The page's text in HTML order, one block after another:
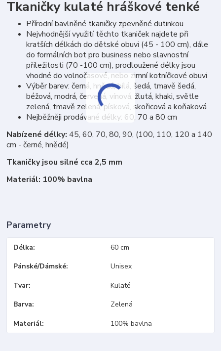
Tkaničky kulaté hráškové tenké
Přírodní bavlněné tkaničky zpevněné dutinkou
Nejvhodnější využití těchto tkaniček najdete při
kratších délkách do dětské obuvi (45 - 100 cm), dále
do formálních bot pro business nebo slavnostní
příležitosti (70 -100 cm), prodloužené délky jsou
vhodné do volnočasové, nebo zimní kotníčkové obuvi
Výběr barev: černá, hnědá, bílá, šedá, tmavě šedá,
béžová, modrá, červená, vínová, žlutá, khaki, světle
zelená, tmavě zelená, písková, skořicová a koňaková
Nejběžněji prodávané délky: 60, 70 a 80 cm
Nabízené délky: 45, 60, 70, 80, 90, (100, 110, 120 a 140
cm - černé, hnědé)
Tkaničky jsou silné cca 2,5 mm
Materiál: 100% bavlna
Parametry
Délka 60 cm
Pánské/Dámské Unisex
Tvar Kulaté
Barva Zelená
Materiál 100% bavlna